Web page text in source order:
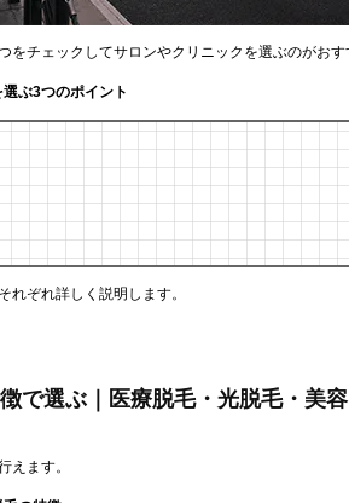
をチェックしてサロンやクリニックを選ぶのがおす
ぶ3つのポイント
れぞれ詳しく説明します。
で選ぶ｜医療脱毛・光脱毛・美
えます。